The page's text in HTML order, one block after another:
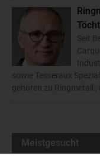
Seit
sowie Tesseraux
gehören zu Ringmetall ,
Meistgesucht